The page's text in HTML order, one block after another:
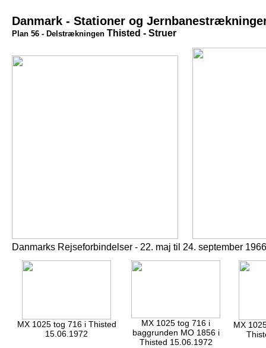
Danmark - Stationer og
Plan 56 - Delstrækningen Thisted - Struer
Danmarks Rejseforbindelser - 22. maj til 24. september 1966
MX 1025 tog 716 i Thisted
15.06.1972
MX 1025 tog 716 i
baggrunden MO 1856 i
Thisted 15.06.1972
MX